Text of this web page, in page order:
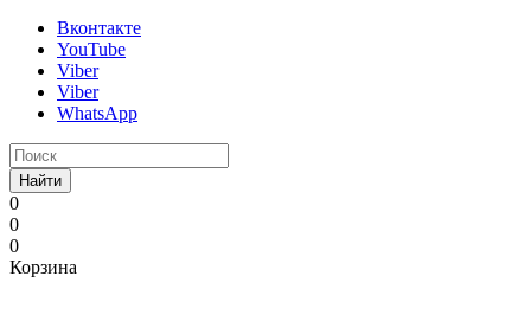
Вконтакте
YouTube
Viber
Viber
WhatsApp
Найти
0
0
0
Корзина